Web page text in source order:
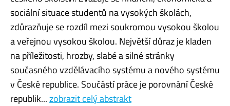
sociální situace studentů na vysokých školách,
zdůrazňuje se rozdíl mezi soukromou vysokou školou
a veřejnou vysokou školou. Největší důraz je kladen
na příležitosti, hrozby, slabé a silné stránky
současného vzdělávacího systému a nového systému
v České republice. Součástí práce je porovnání České
republik...zobrazit celý abstrakt